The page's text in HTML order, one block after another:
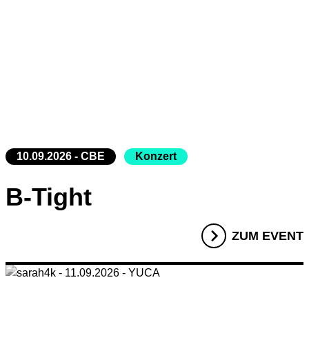
10.09.2026 - CBE Konzert
B-Tight
ZUM EVENT